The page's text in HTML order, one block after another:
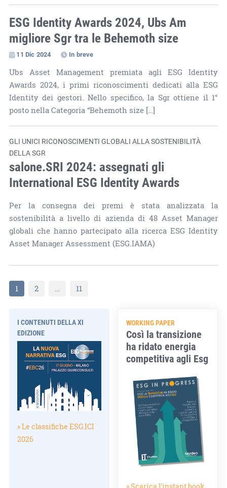
ESG Identity Awards 2024, Ubs Am
migliore Sgr tra le Behemoth size
11 Dic 2024 In breve
Ubs Asset Management premiata agli ESG Identity
Awards 2024, i primi riconoscimenti dedicati alla ESG
Identity dei gestori. Nello specifico, la Sgr ottiene il 1°
posto nella Categoria “Behemoth size […]
GLI UNICI RICONOSCIMENTI GLOBALI ALLA SOSTENIBILITÀ
DELLA SGR
salone.SRI 2024: assegnati gli
International ESG Identity Awards
Per la consegna dei premi è stata analizzata la
sostenibilità a livello di azienda di 48 Asset Manager
globali che hanno partecipato alla ricerca ESG Identity
Asset Manager Assessment (ESG.IAMA)
1 2 … 11
I CONTENUTI DELLA XI
EDIZIONE
» Le classifiche ESG.ICI
2026
WORKING PAPER
Così la transizione
ha ridato energia
competitiva agli Esg